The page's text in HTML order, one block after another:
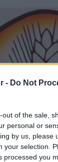
- Do Not
out of the sale,
personal or
by us, please
your selection.
processed you